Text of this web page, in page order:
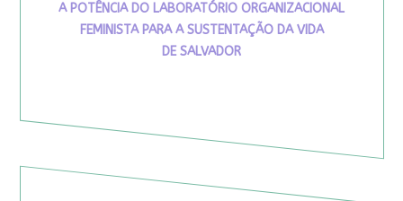
A POTÊNCIA DO LABORATÓRIO ORGANIZACIONAL
FEMINISTA PARA A SUSTENTAÇÃO DA VIDA
DE SALVADOR